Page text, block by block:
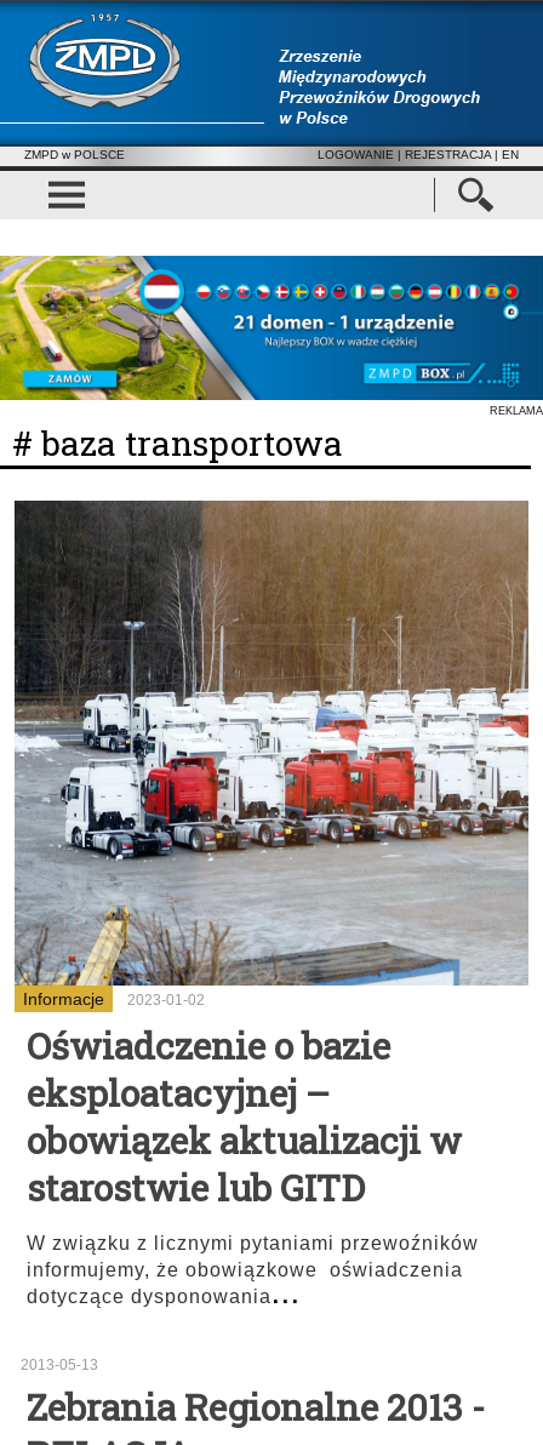
ZMPD w POLSCE LOGOWANIE | REJESTRACJA | EN
REKLAMA
# baza transportowa
Informacje 2023-01-02
Oświadczenie o bazie
eksploatacyjnej –
obowiązek aktualizacji w
starostwie lub GITD
W związku z licznymi pytaniami przewoźników
informujemy, że obowiązkowe oświadczenia
dotyczące dysponowania...
2013-05-13
Zebrania Regionalne 2013 -